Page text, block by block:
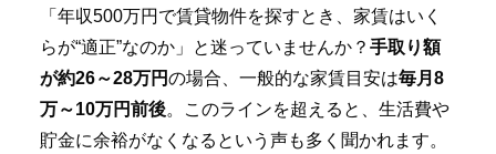
「年収500万円で賃貸物件を探すとき、家賃はいく
らが“適正”なのか」と迷っていませんか？ 手取り額
が約26～28万円の場合、一般的な家賃目安は毎月8
万～10万円前後。このラインを超えると、生活費や
貯金に余裕がなくなるという声も多く聞かれます。